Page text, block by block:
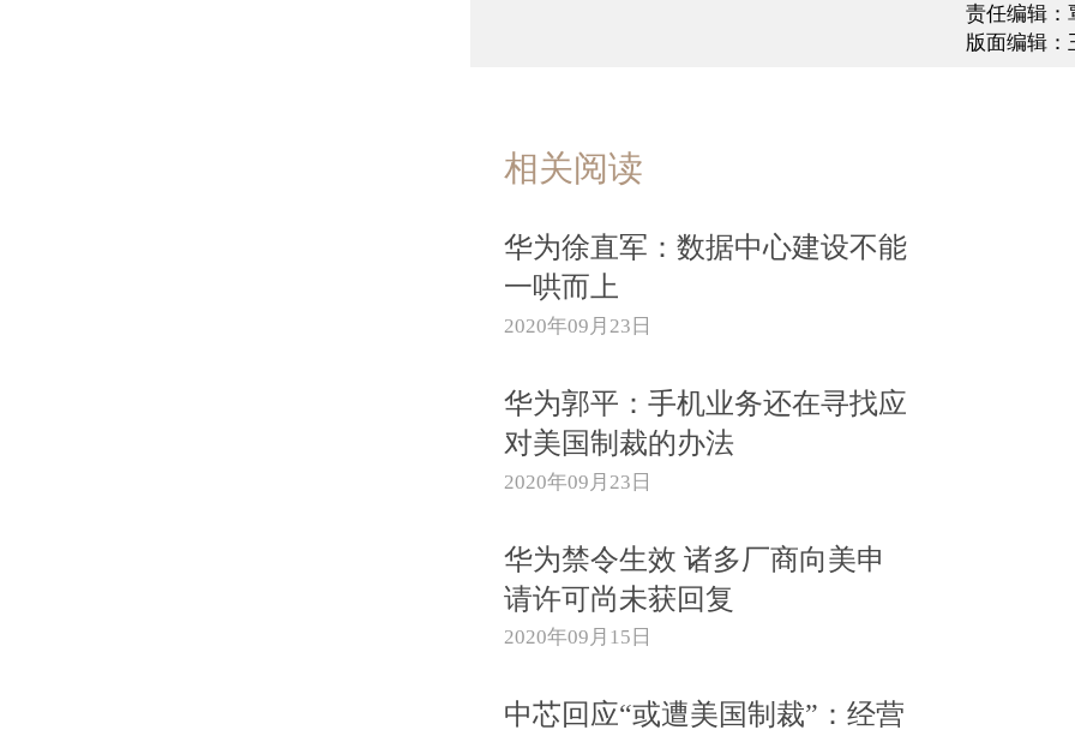
责任编辑：
版面编辑：
相关阅读
华为徐直军：数据中心建设不能
一哄而上
2020年09月23日
华为郭平：手机业务还在寻找应
对美国制裁的办法
2020年09月23日
华为禁令生效 诸多厂商向美申
请许可尚未获回复
2020年09月15日
中芯回应“或遭美国制裁”：经营